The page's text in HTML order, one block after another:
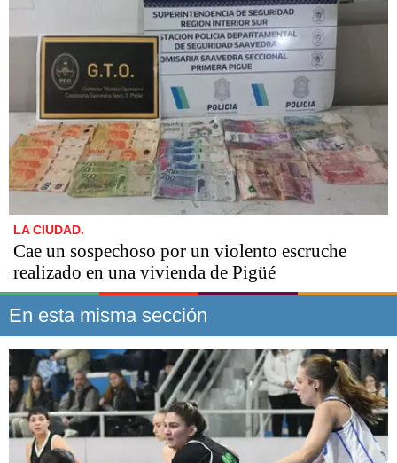
LA CIUDAD.
Cae un sospechoso por un violento escruche
realizado en una vivienda de Pigüé
En esta misma sección